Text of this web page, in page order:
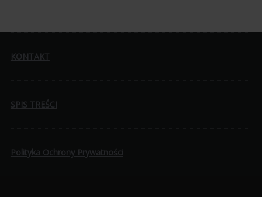
KONTAKT
SPIS TREŚCI
Polityka Ochrony Prywatności